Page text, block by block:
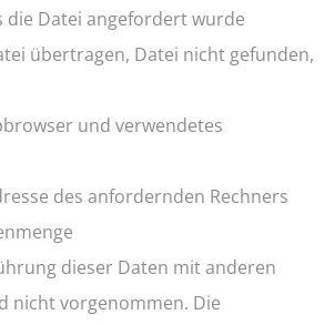
die Datei angefordert wurde
übertragen, Datei nicht gefunden,
und verwendetes
des anfordernden Rechners
dieser Daten mit anderen
nicht vorgenommen. Die